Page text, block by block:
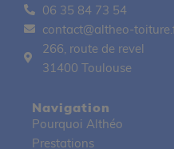
06 35 84 73 54
contact@altheo-
266, route de revel
31400 Toulouse
Navigation
Pourquoi Althéo
Prestations